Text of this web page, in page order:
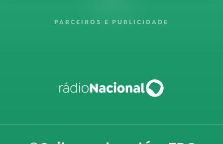
PARCEIROS E PUBLICIDADE